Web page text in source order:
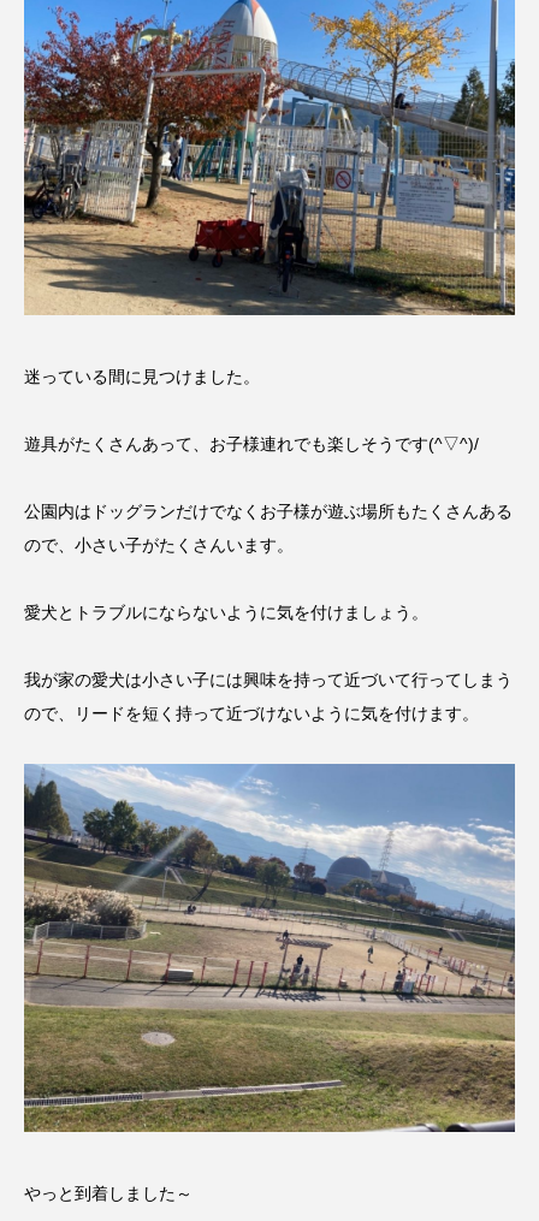
迷っている間に見つけました。
遊具がたくさんあって、お子様連れでも楽しそうです(^▽^)/
公園内はドッグランだけでなくお子様が遊ぶ場所もたくさんある
ので、小さい子がたくさんいます。
愛犬とトラブルにならないように気を付けましょう。
我が家の愛犬は小さい子には興味を持って近づいて行ってしまう
ので、リードを短く持って近づけないように気を付けます。
やっと到着しました～